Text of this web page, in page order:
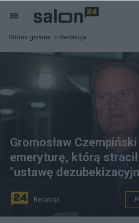
Strona główna Redakcja
Gromosław
emeryturę, którą
"ustawę
Redakcja